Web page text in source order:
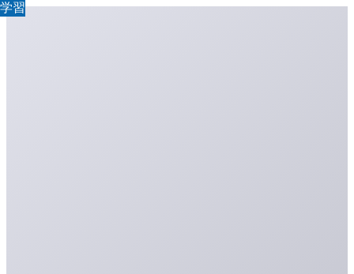
学習
学習
学習
学習
学習
学習
学習
学習
学習